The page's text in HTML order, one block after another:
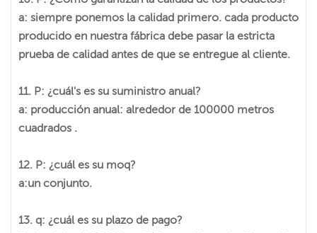
a: siempre ponemos la calidad primero. cada producto
producido en nuestra fábrica debe pasar la estricta
prueba de calidad antes de que se entregue al cliente.
11. P: ¿cuál's es su suministro anual?
a: producción anual: alrededor de 100000 metros
cuadrados .
12. P: ¿cuál es su moq?
a:un conjunto.
13. q: ¿cuál es su plazo de pago?